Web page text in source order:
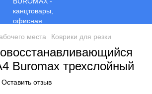
места Коврики для резки
Buromax трехслойный
Оставить отзыв